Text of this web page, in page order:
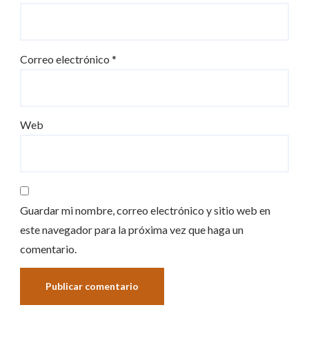
Correo electrónico *
Web
Guardar mi nombre, correo electrónico y sitio web en
este navegador para la próxima vez que haga un
comentario.